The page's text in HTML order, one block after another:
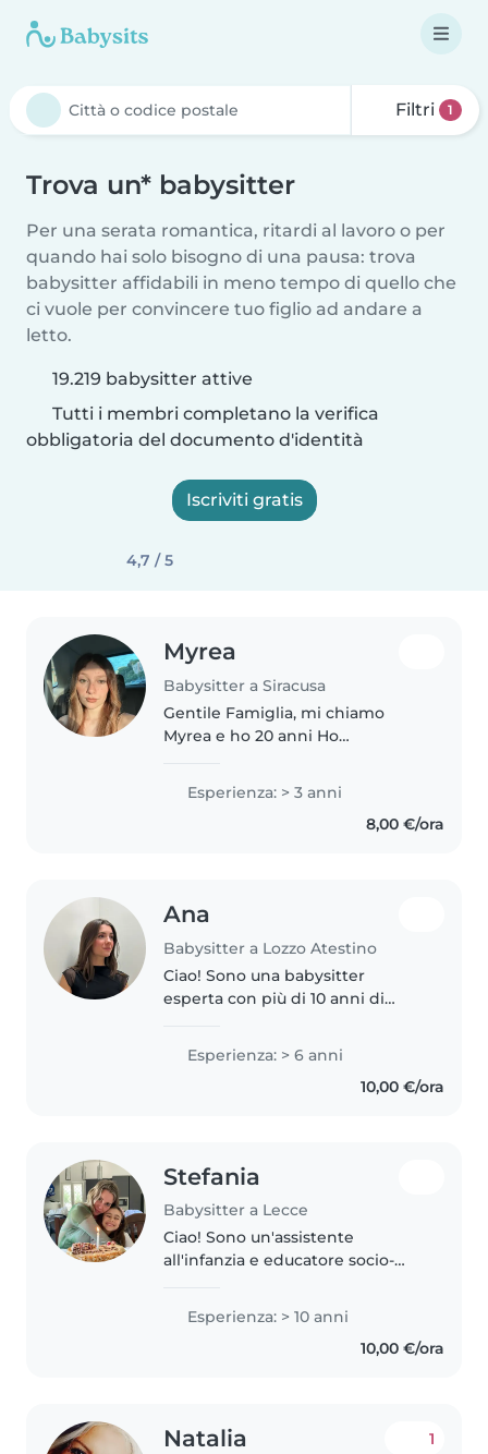
Filtri 1
Trova un* babysitter
Per una serata romantica, ritardi al lavoro o per
quando hai solo bisogno di una pausa: trova
babysitter affidabili in meno tempo di quello che
ci vuole per convincere tuo figlio ad andare a
letto.
19.219 babysitter attive
Tutti i membri completano la verifica
obbligatoria del documento d'identità
Iscriviti gratis
4,7 / 5
Myrea
Babysitter a Siracusa
Gentile Famiglia, mi chiamo
Myrea e ho 20 anni Ho
bambini fin dall'età di 16 anni.
Per due anni mi sono occupata
dei miei cuginetti, di 2 e 3 anni,
Esperienza: > 3 anni
8,00 €/ora
Ana
Babysitter a Lozzo Atestino
Ciao! Sono una babysitter
esperta con più di 10 anni di
una laurea in Psicologia, una
Esperienza: > 6 anni
10,00 €/ora
Stefania
Babysitter a Lecce
Ciao! Sono un'assistente
all'infanzia e educatore socio-
esperienza. Ho una laurea in
scienze dell'educazione e mi
occupo di bambini di tutte le età,
Esperienza: > 10 anni
10,00 €/ora
Natalia 1